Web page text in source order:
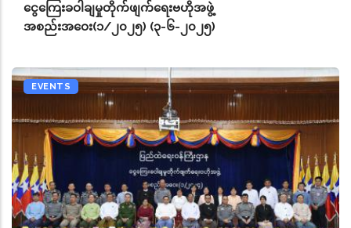
ငွေကြေးခဝါချမှုတိုက်ဖျက်ရေးဗဟိုအဖွဲ့
အစည်းအဝေး(၁/၂၀၂၅) (၃-၆-၂၀၂၅)
EVENTS